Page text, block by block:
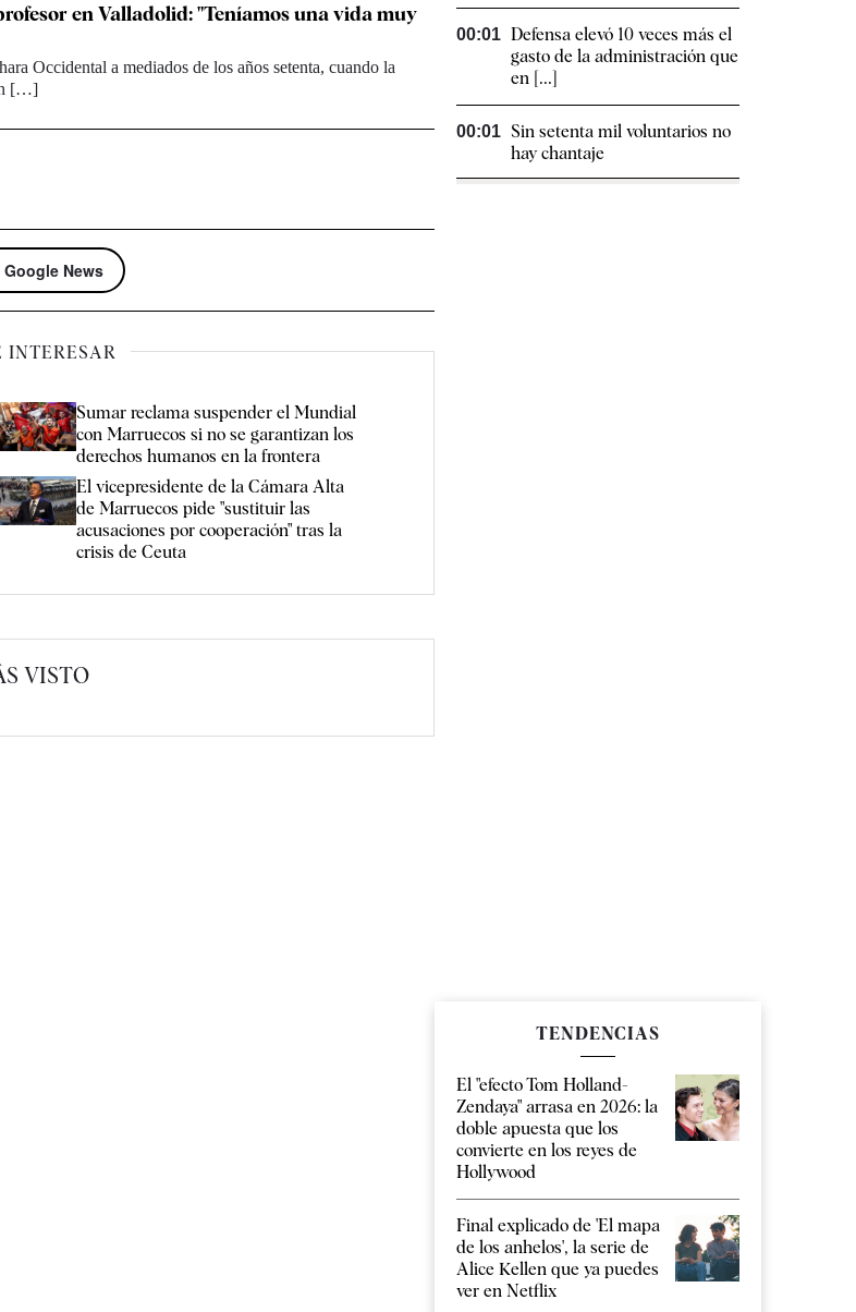
en Valladolid: "Teníamos una vida muy
Occidental a mediados de los años setenta, cuando la
[…]
News
INTERESAR
Sumar reclama suspender el Mundial
con Marruecos si no se garantizan los
derechos humanos en la frontera
El vicepresidente de la Cámara Alta
de Marruecos pide "sustituir las
acusaciones por cooperación" tras la
crisis de Ceuta
VISTO
00:01 Defensa elevó 10 veces más el
gasto de la administración que
en [...]
00:01 Sin setenta mil voluntarios no
hay chantaje
TENDENCIAS
El "efecto Tom Holland-
Zendaya" arrasa en 2026: la
doble apuesta que los
convierte en los reyes de
Hollywood
Final explicado de 'El mapa
de los anhelos', la serie de
Alice Kellen que ya puedes
ver en Netflix